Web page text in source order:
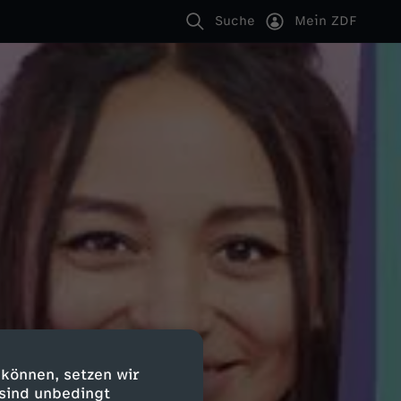
setzen wir
unbedingt
Suche Mein ZDF